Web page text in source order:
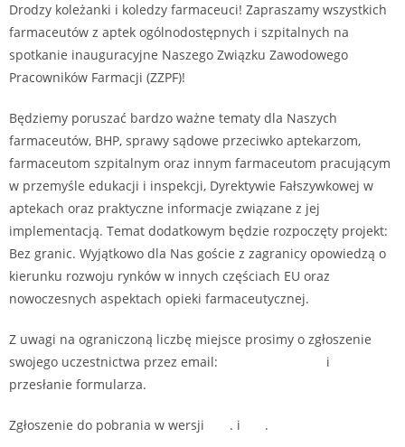
Drodzy koleżanki i koledzy farmaceuci! Zapraszamy wszystkich
farmaceutów z aptek ogólnodostępnych i szpitalnych na
spotkanie inauguracyjne Naszego Związku Zawodowego
Pracowników Farmacji (ZZPF)!
Będziemy poruszać bardzo ważne tematy dla Naszych
farmaceutów, BHP, sprawy sądowe przeciwko aptekarzom,
farmaceutom szpitalnym oraz innym farmaceutom pracującym
w przemyśle edukacji i inspekcji, Dyrektywie Fałszywkowej w
aptekach oraz praktyczne informacje związane z jej
implementacją. Temat dodatkowym będzie rozpoczęty projekt:
Bez granic. Wyjątkowo dla Nas goście z zagranicy opowiedzą o
kierunku rozwoju rynków w innych częściach EU oraz
nowoczesnych aspektach opieki farmaceutycznej.
Z uwagi na ograniczoną liczbę miejsce prosimy o zgłoszenie
swojego uczestnictwa przez email:
i
przesłanie formularza.
Zgłoszenie do pobrania w wersji . i .